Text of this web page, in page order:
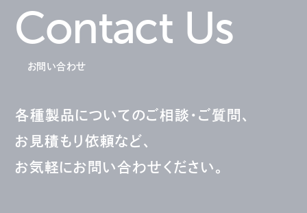
Contact Us
お問い合わせ
各種製品についてのご相談・ご質問、
お見積もり依頼など、
お気軽にお問い合わせください。